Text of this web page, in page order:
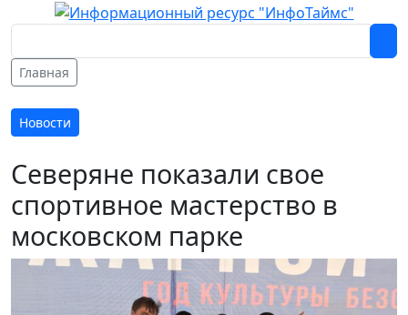
Главная
Новости
Северяне показали свое
спортивное мастерство в
московском парке